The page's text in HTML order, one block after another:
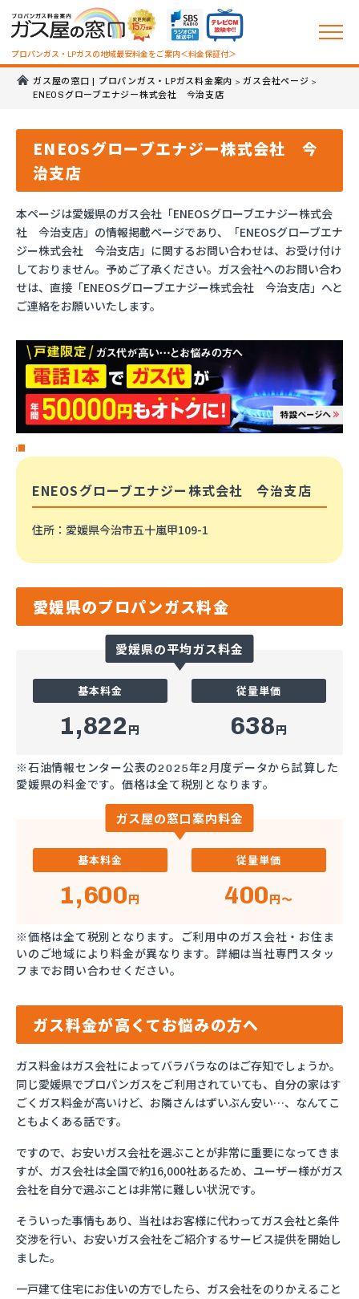
プロパンガス・LPガスの地域最安料金をご案内＜料金保証付＞
ガス屋の窓口 | プロパンガス・LPガス料金案内 >ガス会社ページ >
ENEOSグローブエナジー株式会社 今治支店
ENEOSグローブエナジー株式会社 今
治支店
本ページは愛媛県のガス会社「ENEOSグローブエナジー株式会
社 今治支店」の情報掲載ページであり、「ENEOSグローブエナ
ジー株式会社 今治支店」に関するお問い合わせは、お受け付け
しておりません。予めご了承ください。ガス会社へのお問い合わ
せは、直接「ENEOSグローブエナジー株式会社 今治支店」へと
ご連絡をお願いいたします。
ENEOSグローブエナジー株式会社 今治支店
住所 ：愛媛県今治市五十嵐甲109-1
愛媛県のプロパンガス料金
愛媛県の平均ガス料金
基本料金
1,822 円
従量単価
638円
※石油情報センター公表の2025年2月度データから試算した
愛媛県の料金です。価格は全て税別となります。
ガス屋の窓口案内料金
基本料金
1,600円
従量単価
400円～
※価格は全て税別となります。ご利用中のガス会社・お住ま
いのご地域により料金が異なります。詳細は当社専門スタッ
フまでお問い合わせください。
ガス料金が高くてお悩みの方へ
ガス料金はガス会社によってバラバラなのはご存知でしょうか。
同じ愛媛県でプロパンガスをご利用されていても、自分の家はす
ごくガス料金が高いけど、お隣さんはずいぶん安い…、なんてこ
ともよくある話です。
ですので、お安いガス会社を選ぶことが非常に重要になってきま
すが、ガス会社は全国で約16,000社あるため、ユーザー様がガス
会社を自分で選ぶことは非常に難しい状況です。
そういった事情もあり、当社はお客様に代わってガス会社と条件
交渉を行い、お安いガス会社をご紹介するサービス提供を開始し
ました。
一戸建て住宅にお住いの方でしたら、ガス会社をのりかえること